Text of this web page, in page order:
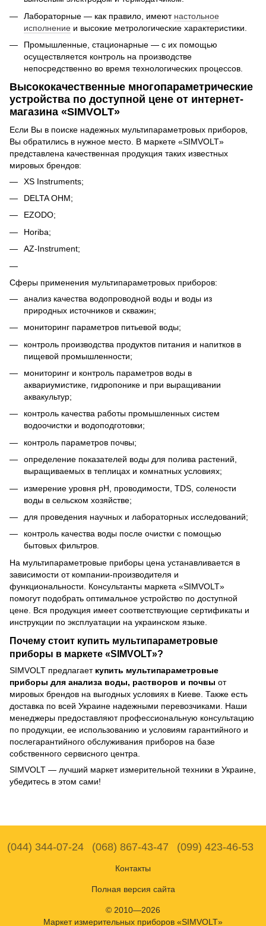
Лабораторные — как правило, имеют настольное
исполнение и высокие метрологические характеристики.
Промышленные, стационарные — с их помощью
осуществляется контроль на производстве
непосредственно во время технологических процессов.
Высококачественные многопараметрические
устройства по доступной цене от интернет-
магазина «SIMVOLT»
Если Вы в поиске надежных мультипараметровых приборов,
Вы обратились в нужное место. В маркете «SIMVOLT»
представлена качественная продукция таких известных
мировых брендов:
XS Instruments;
DELTA OHM;
EZODO;
Horiba;
AZ-Instrument;
Сферы применения мультипараметровых приборов:
анализ качества водопроводной воды и воды из
природных источников и скважин;
мониторинг параметров питьевой воды;
контроль производства продуктов питания и напитков в
пищевой промышленности;
мониторинг и контроль параметров воды в
аквариумистике, гидропонике и при выращивании
аквакультур;
контроль качества работы промышленных систем
водоочистки и водоподготовки;
контроль параметров почвы;
определение показателей воды для полива растений,
выращиваемых в теплицах и комнатных условиях;
измерение уровня pH, проводимости, TDS, солености
воды в сельском хозяйстве;
для проведения научных и лабораторных исследований;
контроль качества воды после очистки с помощью
бытовых фильтров.
На мультипараметровые приборы цена устанавливается в
зависимости от компании-производителя и
функциональности. Консультанты маркета «SIMVOLT»
помогут подобрать оптимальное устройство по доступной
цене. Вся продукция имеет соответствующие сертификаты и
инструкции по эксплуатации на украинском языке.
Почему стоит купить мультипараметровые
приборы в маркете «SIMVOLT»?
SIMVOLT предлагает купить мультипараметровые
приборы для анализа воды, растворов и почвы от
мировых брендов на выгодных условиях в Киеве. Также есть
доставка по всей Украине надежными перевозчиками. Наши
менеджеры предоставляют профессиональную консультацию
по продукции, ее использованию и условиям гарантийного и
послегарантийного обслуживания приборов на базе
собственного сервисного центра.
SIMVOLT — лучший маркет измерительной техники в Украине,
убедитесь в этом сами!
(044) 344-07-24 (068) 867-43-47 (099) 423-46-53
Контакты
Полная версия сайта
© 2010—2026
Маркет измерительных приборов «SIMVOLT»